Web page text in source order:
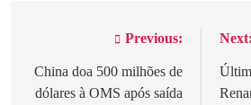
Navegação
de
Previous:
China doa 500 milhões de
dólares à OMS após saída
Next: